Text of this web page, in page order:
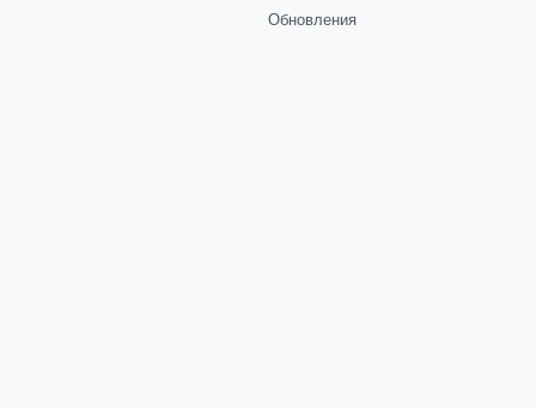
Обновления